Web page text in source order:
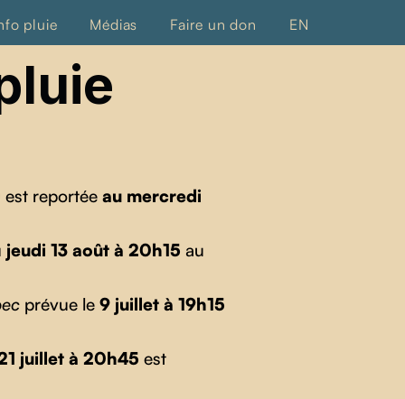
pluie Médias Faire un don EN
est reportée au mercredi
jeudi 13 août à 20h15 au
prévue le 9 juillet à 19h15
juillet à 20h45 est